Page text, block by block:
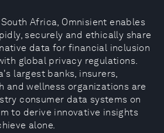
Africa, Omnisient enables
securely and ethically share
data for financial inclusion
global privacy regulations.
largest banks, insurers,
and wellness organizations are
consumer data systems on
to derive innovative insights
alone.